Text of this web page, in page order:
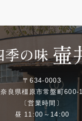
〒634-0003
奈良県橿原市常盤町600-1
〔営業時間〕
昼 11:00～14:00